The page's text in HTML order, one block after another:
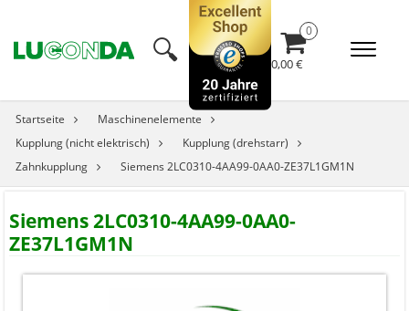
🔍︎ 0,00 €
Startseite
Maschinenelemente
Kupplung (nicht elektrisch)
Kupplung (drehstarr)
Zahnkupplung
Siemens 2LC0310-4AA99-0AA0-ZE37L1GM1N
Siemens 2LC0310-4AA99-0AA0-
ZE37L1GM1N